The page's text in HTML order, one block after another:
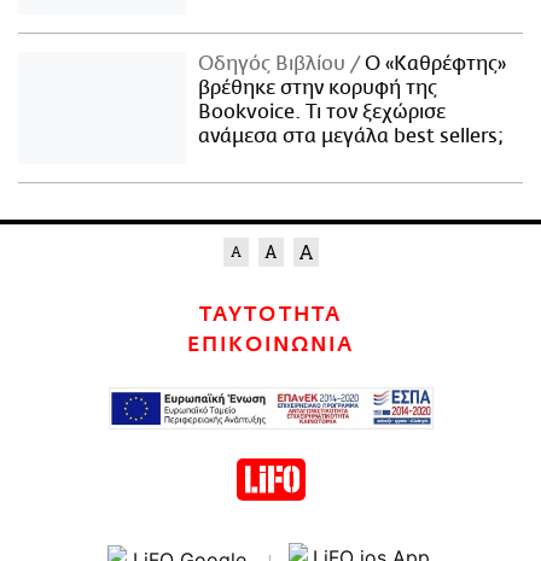
Οδηγός Βιβλίου
Ο «Καθρέφτης»
βρέθηκε στην κορυφή της
Bookvoice. Τι τον ξεχώρισε
ανάμεσα στα μεγάλα best sellers;
ΤΑΥΤΟΤΗΤΑ
ΕΠΙΚΟΙΝΩΝΙΑ